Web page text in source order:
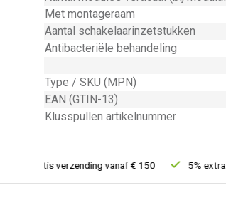
Met montageraam
Aantal schakelaarinzetstukken
Antibacteriële behandeling
Type / SKU (MPN)
EAN (GTIN-13)
Klusspullen artikelnummer
Gratis verzending vanaf € 150 5% extra